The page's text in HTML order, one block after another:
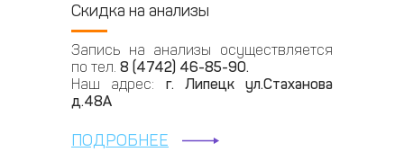
Скидка на анализы
Запись на анализы осуществляется
по тел. 8 (4742) 46-85-90.
Наш адрес: г. Липецк ул.Стаханова
д.48А
ПОДРОБНЕЕ